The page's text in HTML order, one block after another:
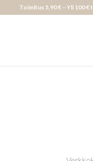
Toimitus 5,90 € – Yli 100 €